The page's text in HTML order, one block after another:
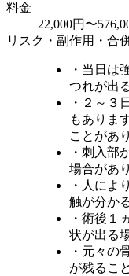
料金
22,000円〜
リスク・副作用・合
・当日は
つれが出
・２～３
もありま
ことがあ
・刺入部
場合があ
・人によ
触が分か
・術後１
状が出る
・元々の
が残るこ